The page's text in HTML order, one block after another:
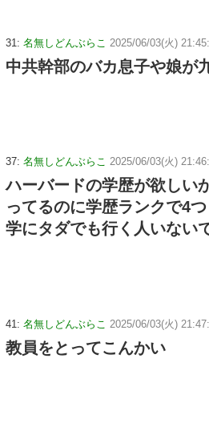
31: 名無しどんぶらこ 2025/06/03(火)
中共幹部のバカ息子や娘が
37: 名無しどんぶらこ 2025/06/03(火)
ハーバードの学歴が欲しい
ってるのに学歴ランクで4
学にタダでも行く人いない
41: 名無しどんぶらこ 2025/06/03(火)
教員をとってこんかい